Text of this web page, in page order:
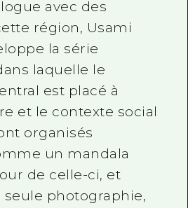
avec des
région, Usami
la série
laquelle le
est placé à
et le contexte social
organisés
un mandala
de celle-ci, et
photographie,